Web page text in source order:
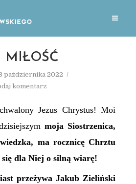
MIŁOŚĆ
października 2022
komentarz
Jezus Chrystus! Moi
moja Siostrzenica,
ma rocznicę Chrztu
się dla Niej o silną wiarę!
przeżywa Jakub Zieliński